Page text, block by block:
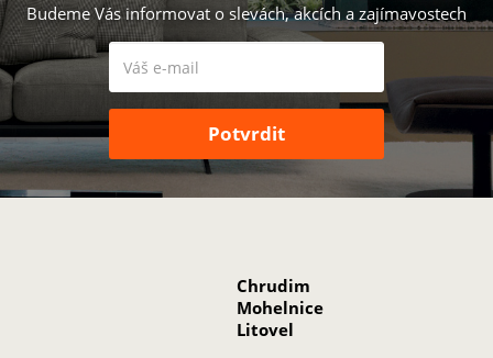
Budeme Vás informovat o slevách, akcích a zajímavostech
Chrudim
Mohelnice
Litovel